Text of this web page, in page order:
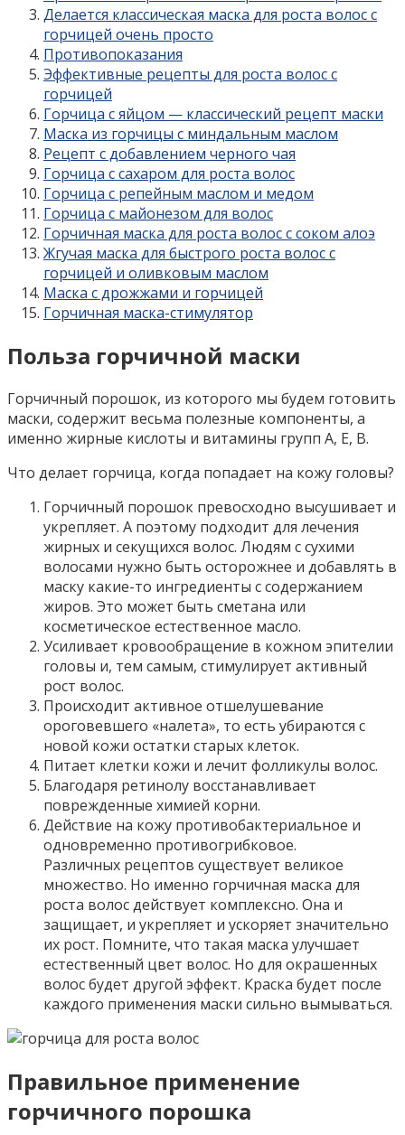
Делается классическая маска для роста волос с
горчицей очень просто
Противопоказания
Эффективные рецепты для роста волос с
горчицей
Горчица с яйцом — классический рецепт маски
Маска из горчицы с миндальным маслом
Рецепт с добавлением черного чая
Горчица с сахаром для роста волос
Горчица с репейным маслом и медом
Горчица с майонезом для волос
Горчичная маска для роста волос с соком алоэ
Жгучая маска для быстрого роста волос с
горчицей и оливковым маслом
Маска с дрожжами и горчицей
Горчичная маска-стимулятор
Польза горчичной маски
Горчичный порошок, из которого мы будем готовить
маски, содержит весьма полезные компоненты, а
именно жирные кислоты и витамины групп А, Е, В.
Что делает горчица, когда попадает на кожу головы?
Горчичный порошок превосходно высушивает и
укрепляет. А поэтому подходит для лечения
жирных и секущихся волос. Людям с сухими
волосами нужно быть осторожнее и добавлять в
маску какие-то ингредиенты с содержанием
жиров. Это может быть сметана или
косметическое естественное масло.
Усиливает кровообращение в кожном эпителии
головы и, тем самым, стимулирует активный
рост волос.
Происходит активное отшелушевание
ороговевшего «налета», то есть убираются с
новой кожи остатки старых клеток.
Питает клетки кожи и лечит фолликулы волос.
Благодаря ретинолу восстанавливает
поврежденные химией корни.
Действие на кожу противобактериальное и
одновременно противогрибковое.
Различных рецептов существует великое
множество. Но именно горчичная маска для
роста волос действует комплексно. Она и
защищает, и укрепляет и ускоряет значительно
их рост. Помните, что такая маска улучшает
естественный цвет волос. Но для окрашенных
волос будет другой эффект. Краска будет после
каждого применения маски сильно вымываться.
Правильное применение
горчичного порошка